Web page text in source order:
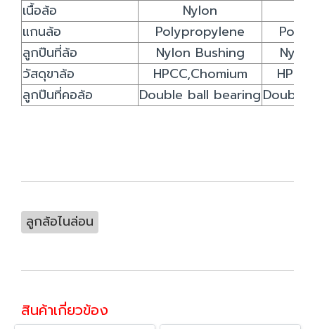
เนื้อล้อ
Nylon
แกนล้อ
Polypropylene
ลูกปืนที่ล้อ
Nylon Bushing
วัสดุขาล้อ
HPCC,Chomium
ลูกปืนที่คอล้อ
Double ball bearingDouble
ลูกล้อไนล่อน
สินค้าเกี่ยวข้อง